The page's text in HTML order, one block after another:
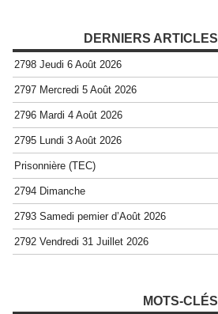
DERNIERS ARTICLES
2798 Jeudi 6 Août 2026
2797 Mercredi 5 Août 2026
2796 Mardi 4 Août 2026
2795 Lundi 3 Août 2026
Prisonnière (TEC)
2794 Dimanche
2793 Samedi pemier d’Août 2026
2792 Vendredi 31 Juillet 2026
MOTS-CLÉS